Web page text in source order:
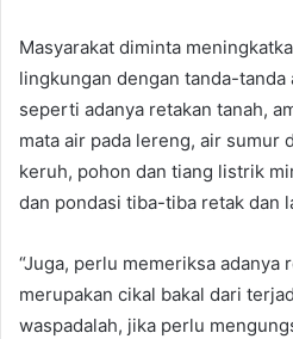
Masyarakat diminta
lingkungan dengan tanda-
seperti adanya retakan tanah,
mata air pada lereng, air sumur
keruh, pohon dan tiang listrik
dan pondasi tiba-tiba retak dan
“Juga, perlu memeriksa adanya
merupakan cikal bakal dari
waspadalah, jika perlu